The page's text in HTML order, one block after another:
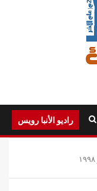
راديو الأنبا رويس